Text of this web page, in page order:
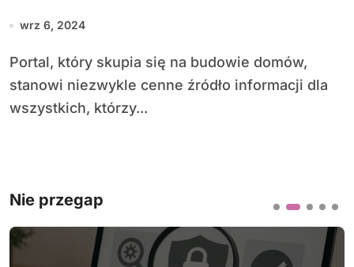
inwestorów
wrz 6, 2024
Portal, który skupia się na budowie domów,
stanowi niezwykle cenne źródło informacji dla
wszystkich, którzy...
Nie przegap